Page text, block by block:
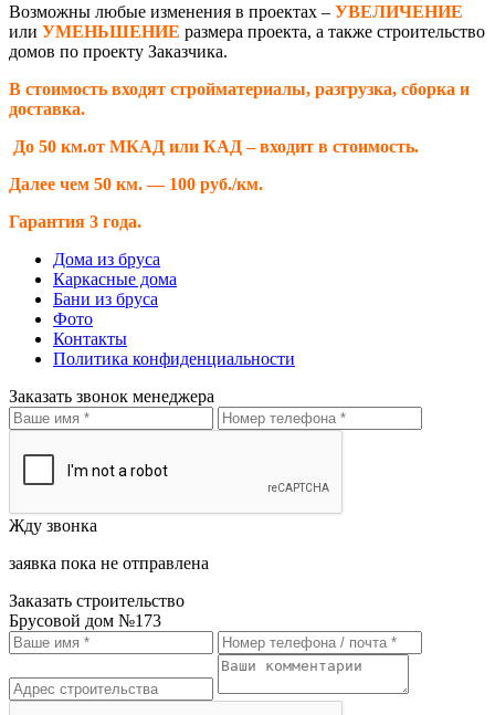
Возможны любые изменения в проектах – УВЕЛИЧЕНИЕ
или УМЕНЬШЕНИЕ размера проекта, а также строительство
домов по проекту Заказчика.
В стоимость входят стройматериалы, разгрузка, сборка и
доставка.
До 50 км.от МКАД или КАД – входит в стоимость.
Далее чем 50 км. — 100 руб./км.
Гарантия 3 года.
Дома из бруса
Каркасные дома
Бани из бруса
Фото
Контакты
Политика конфиденциальности
Заказать звонок менеджера
Жду звонка
заявка пока не отправлена
Заказать строительство
Брусовой дом №173